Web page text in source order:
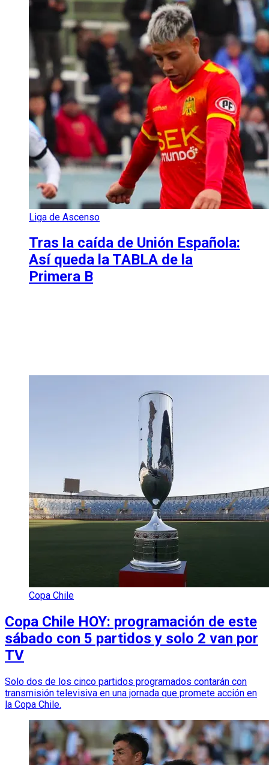
Liga de Ascenso
Tras la caída de Unión Española:
Así queda la TABLA de la
Primera B
Copa Chile
Copa Chile HOY: programación de este
sábado con 5 partidos y solo 2 van por
TV
Solo dos de los cinco partidos programados contarán con
transmisión televisiva en una jornada que promete acción en
la Copa Chile.